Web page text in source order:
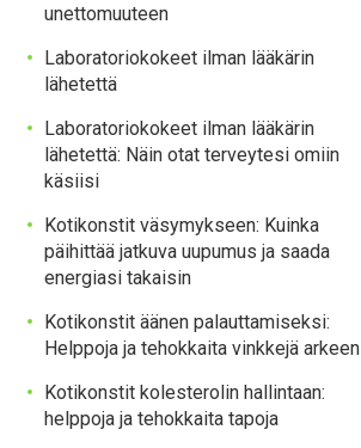
unettomuuteen
Laboratoriokokeet ilman lääkärin
lähetettä
Laboratoriokokeet ilman lääkärin
lähetettä: Näin otat terveytesi omiin
käsiisi
Kotikonstit väsymykseen: Kuinka
päihittää jatkuva uupumus ja saada
energiasi takaisin
Kotikonstit äänen palauttamiseksi:
Helppoja ja tehokkaita vinkkejä arkeen
Kotikonstit kolesterolin hallintaan:
helppoja ja tehokkaita tapoja